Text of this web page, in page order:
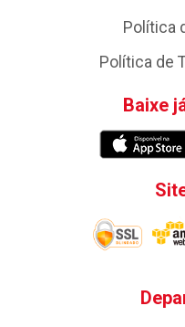
Política
Política de
Baixe